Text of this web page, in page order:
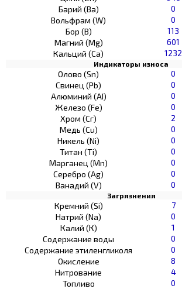
Барий (Ва)
0
Вольфрам (W)
0
Бор (В)
113
Магний (Mg)
601
Кальций (Са)
1232
Индикаторы износа
Олово (Sn) 0
Свинец (Pb)
0
Алюминий (AI)
0
Железо (Fe)
0
Хром (Сг)
2
Медь (Cu)
0
Никель (Ni)
0
Титан (Ti)
0
Марганец (Mn)
0
Серебро (Ag)
0
Ванадий (V)
0
Загрязнения
Кремний (Si) 7
Натрий (Na)
0
Калий (К)
1
Содержание воды
0
Содержание этиленгликоля
0
Окисление
8
Нитрование
4
Топливо
0